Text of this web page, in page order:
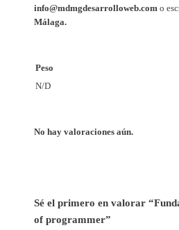
info@mdmgdesarrolloweb.com o
Málaga.
Peso
N/D
No hay valoraciones aún.
Sé el primero en valorar
of programmer”